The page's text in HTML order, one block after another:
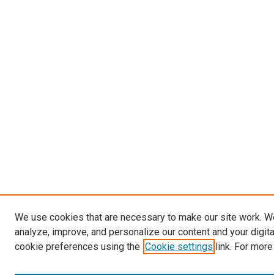
We use cookies that are necessary to make our site work.
analyze, improve, and personalize our content and your
cookie preferences using the Cookie settings link. For